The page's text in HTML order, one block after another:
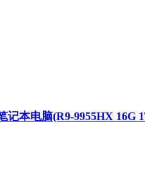
本电脑(R9-9955HX 16G